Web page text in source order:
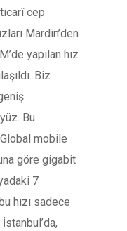
cep
Mardin’den
yapılan hız
Biz
Bu
mobile
göre gigabit
7
hızı sadece